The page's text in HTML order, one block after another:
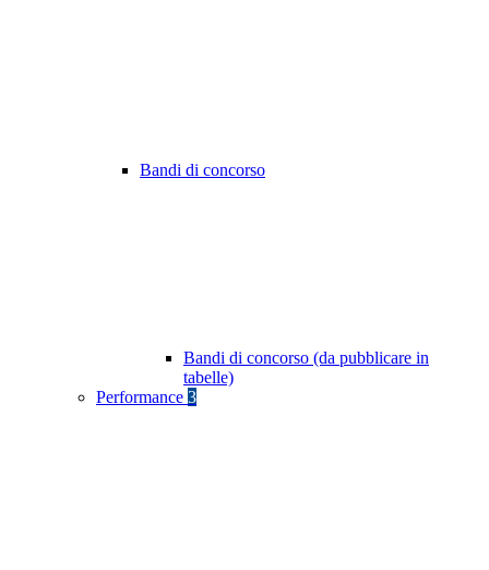
Bandi di concorso
Bandi di concorso (da pubblicare in
tabelle)
Performance 3